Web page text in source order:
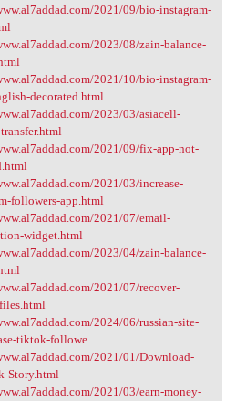
2021/09/bio-instagram-
2023/08/zain-balance-
2021/10/bio-instagram-
decorated.html
2023/03/asiacell-
2021/09/fix-app-not-
2021/03/increase-
followers-app.html
2021/07/email-
widget.html
2023/04/zain-balance-
2021/07/recover-
2024/06/russian-site-
tiktok-followe...
2021/01/Download-
Story.html
2021/03/earn-money-